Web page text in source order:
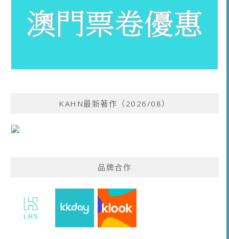
KAHN最新著作（2026/08）
品牌合作